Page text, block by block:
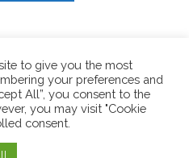
NAS!
Split. All Rights Reserved.
to give you the most
your preferences and
All”, you consent to the
you may visit "Cookie
consent.